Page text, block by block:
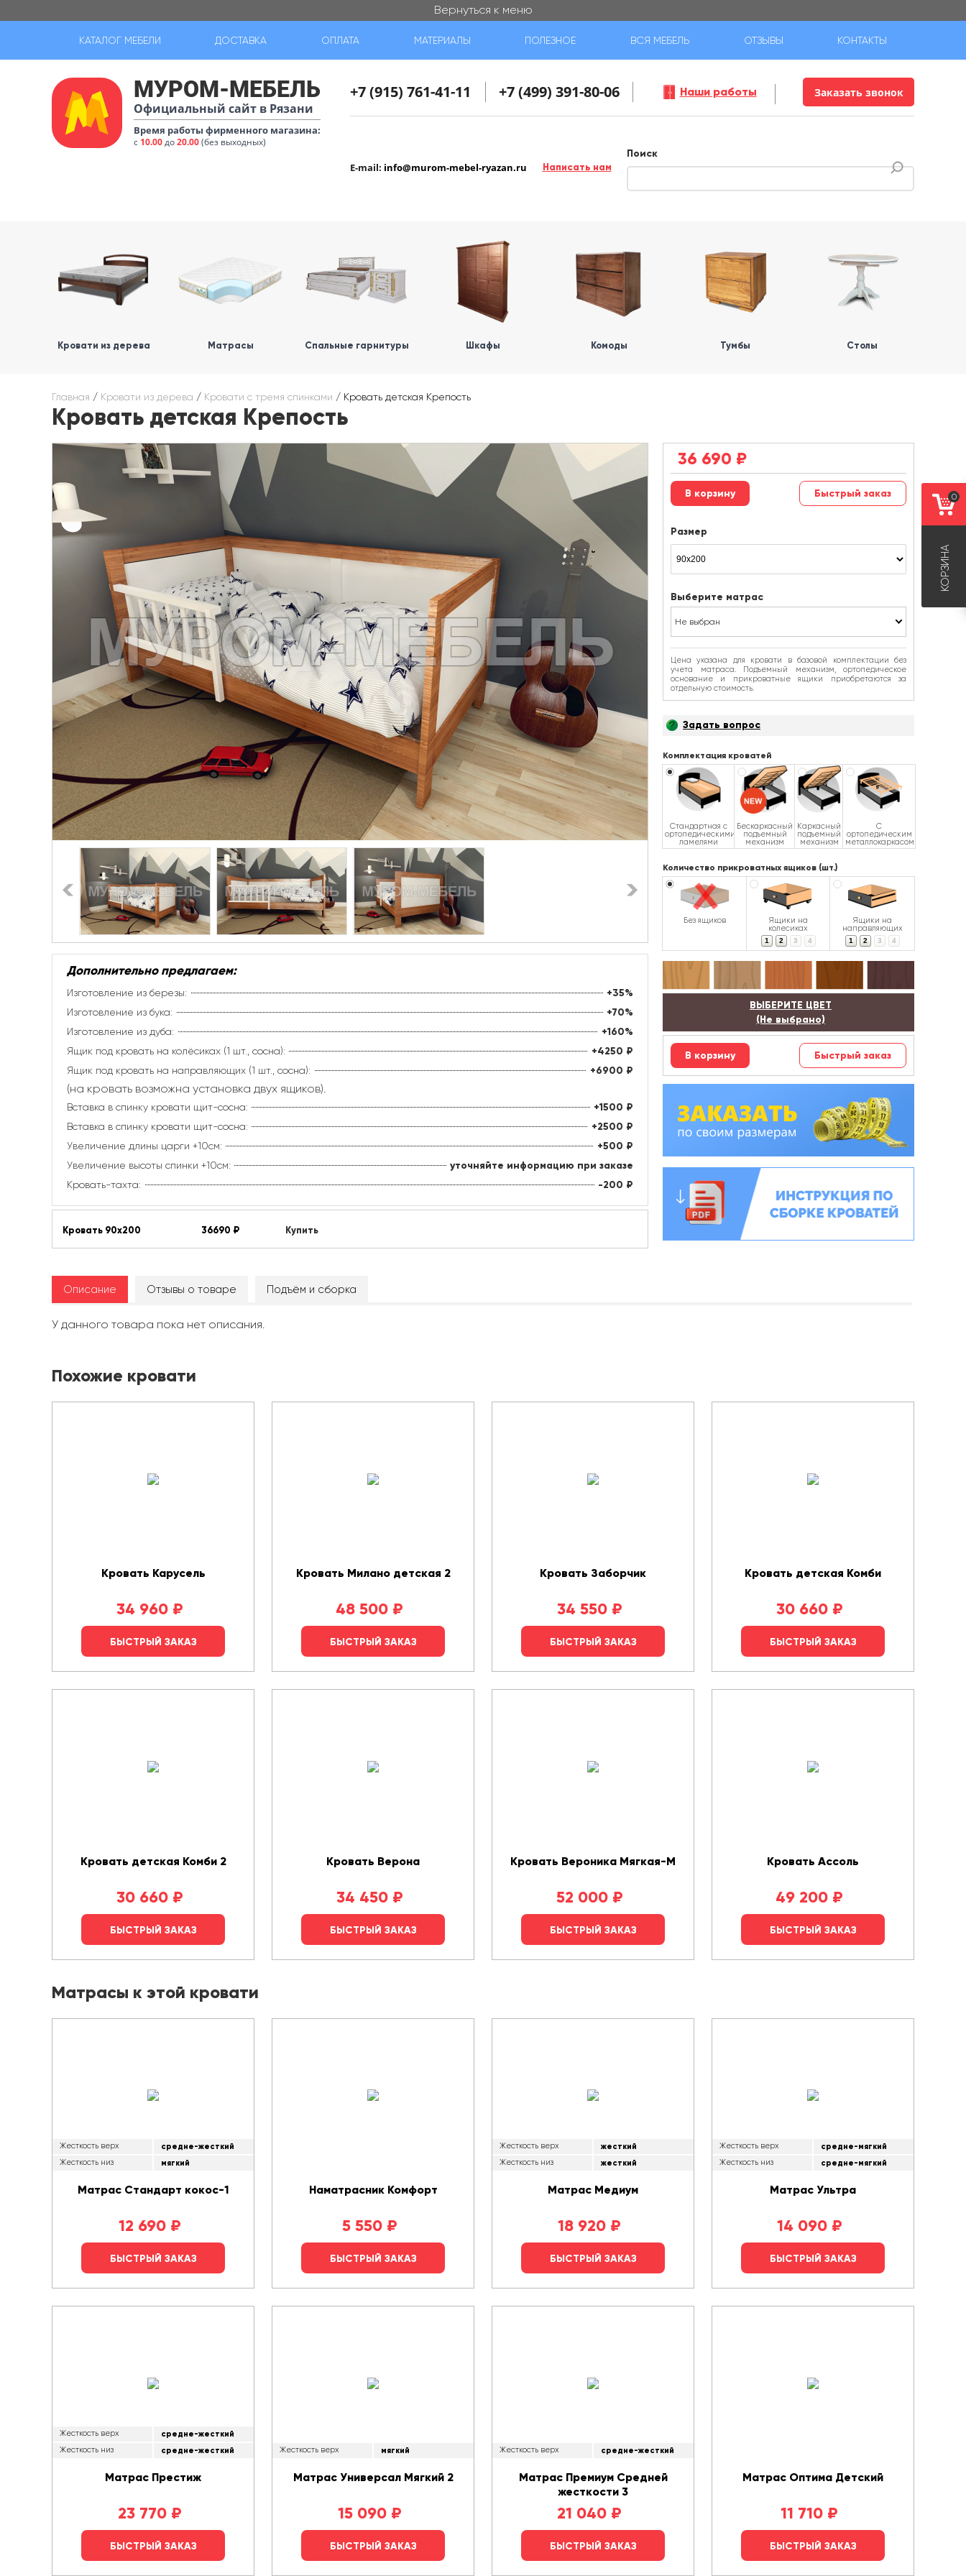
Вернуться к меню
КАТАЛОГ МЕБЕЛИ ДОСТАВКА ОПЛАТА МАТЕРИАЛЫ ПОЛЕЗНОЕ ВСЯ МЕБЕЛЬ ОТЗЫВЫ КОНТАКТЫ
МУРОМ-МЕБЕЛЬ
Официальный сайт в Рязани
Время работы фирменного магазина:
с 10.00до20.00(без выходных)
+7 (915) 761-41-11 +7 (499) 391-80-06 Наши работы Заказать звонок
E-mail: info@murom-mebel-ryazan.ru Написать нам
Поиск
Кровати из дерева Матрасы Спальные гарнитуры Шкафы Комоды Тумбы Столы
Главная / Кровати из дерева / Кровати с тремя спинками / Кровать детская Крепость
Кровать детская Крепость
Дополнительно предлагаем:
Изготовление из березы: +35%
Изготовление из бука: +70%
Изготовление из дуба: +160%
Ящик под кровать на колёсиках (1 шт., сосна): +4250 ₽
Ящик под кровать на направляющих (1 шт., сосна): +6900 ₽
(на кровать возможна установка двух ящиков).
Вставка в спинку кровати щит-сосна: +1500 ₽
Вставка в спинку кровати щит-сосна: +2500 ₽
Увеличение длины царги +10см: +500 ₽
Увеличение высоты спинки +10см: уточняйте информацию при заказе
Кровать-тахта: -200 ₽
Кровать 90х200 36690 ₽ Купить
36 690 ₽
Быстрый заказ
Размер
Выберите матрас
Не выбран
Цена указана для кровати в базовой комплектации без
учета матраса. Подъемный механизм, ортопедическое
основание и прикроватные ящики приобретаются за
отдельную стоимость.
Задать вопрос
Комплектация кроватей
Стандартная с
ортопедическими
ламелями
Бескаркасный
подъемный
механизм
Каркасный
подъемный
механизм
С
ортопедическим
металлокаркасом
Количество прикроватных ящиков (шт.)
Без ящиков
Ящики на
колесиках
1 2 3 4
Ящики на
направляющих
1 2 3 4
ВЫБЕРИТЕ ЦВЕТ
(Не выбрано)
Быстрый заказ
Описание Отзывы о товаре Подъём и сборка
У данного товара пока нет описания.
Похожие кровати
Кровать Карусель
34 960 ₽
БЫСТРЫЙ ЗАКАЗ
Кровать Милано детская 2
48 500 ₽
БЫСТРЫЙ ЗАКАЗ
Кровать Заборчик
34 550 ₽
БЫСТРЫЙ ЗАКАЗ
Кровать детская Комби
30 660 ₽
БЫСТРЫЙ ЗАКАЗ
Кровать детская Комби 2
30 660 ₽
БЫСТРЫЙ ЗАКАЗ
Кровать Верона
34 450 ₽
БЫСТРЫЙ ЗАКАЗ
Кровать Вероника Мягкая-М
52 000 ₽
БЫСТРЫЙ ЗАКАЗ
Кровать Ассоль
49 200 ₽
БЫСТРЫЙ ЗАКАЗ
Матрасы к этой кровати
Жесткость верх средне-жесткий
Жесткость низ мягкий
Матрас Стандарт кокос-1
12 690 ₽
БЫСТРЫЙ ЗАКАЗ
Наматрасник Комфорт
5 550 ₽
БЫСТРЫЙ ЗАКАЗ
Жесткость верх жесткий
Жесткость низ жесткий
Матрас Медиум
18 920 ₽
БЫСТРЫЙ ЗАКАЗ
Жесткость верх средне-мягкий
Жесткость низ средне-мягкий
Матрас Ультра
14 090 ₽
БЫСТРЫЙ ЗАКАЗ
Жесткость верх средне-жесткий
Жесткость низ средне-жесткий
Матрас Престиж
23 770 ₽
БЫСТРЫЙ ЗАКАЗ
Жесткость верх мягкий
Матрас Универсал Мягкий 2
15 090 ₽
БЫСТРЫЙ ЗАКАЗ
Жесткость верх средне-жесткий
Матрас Премиум Средней
жесткости 3
21 040 ₽
БЫСТРЫЙ ЗАКАЗ
Матрас Оптима Детский
11 710 ₽
БЫСТРЫЙ ЗАКАЗ
0
КОРЗИНА